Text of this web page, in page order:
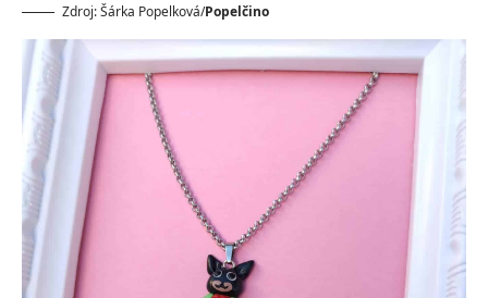
Zdroj: Šárka Popelková/Popelčino